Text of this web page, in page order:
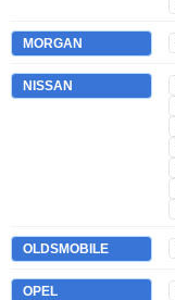
MORGAN
NISSAN
OLDSMOBILE
OPEL